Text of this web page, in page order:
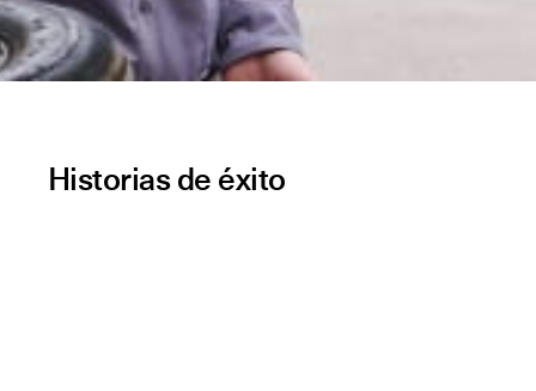
Historias de éxito